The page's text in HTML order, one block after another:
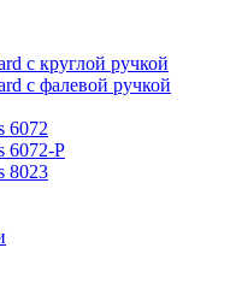
с круглой ручкой
с фалевой ручкой
6072
6072-P
8023